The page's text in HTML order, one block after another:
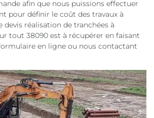
afin que nous puissions effectuer
pour définir le coût des travaux à
devis réalisation de tranchées à
tout 38090 est à récupérer en faisant
en ligne ou nous contactant